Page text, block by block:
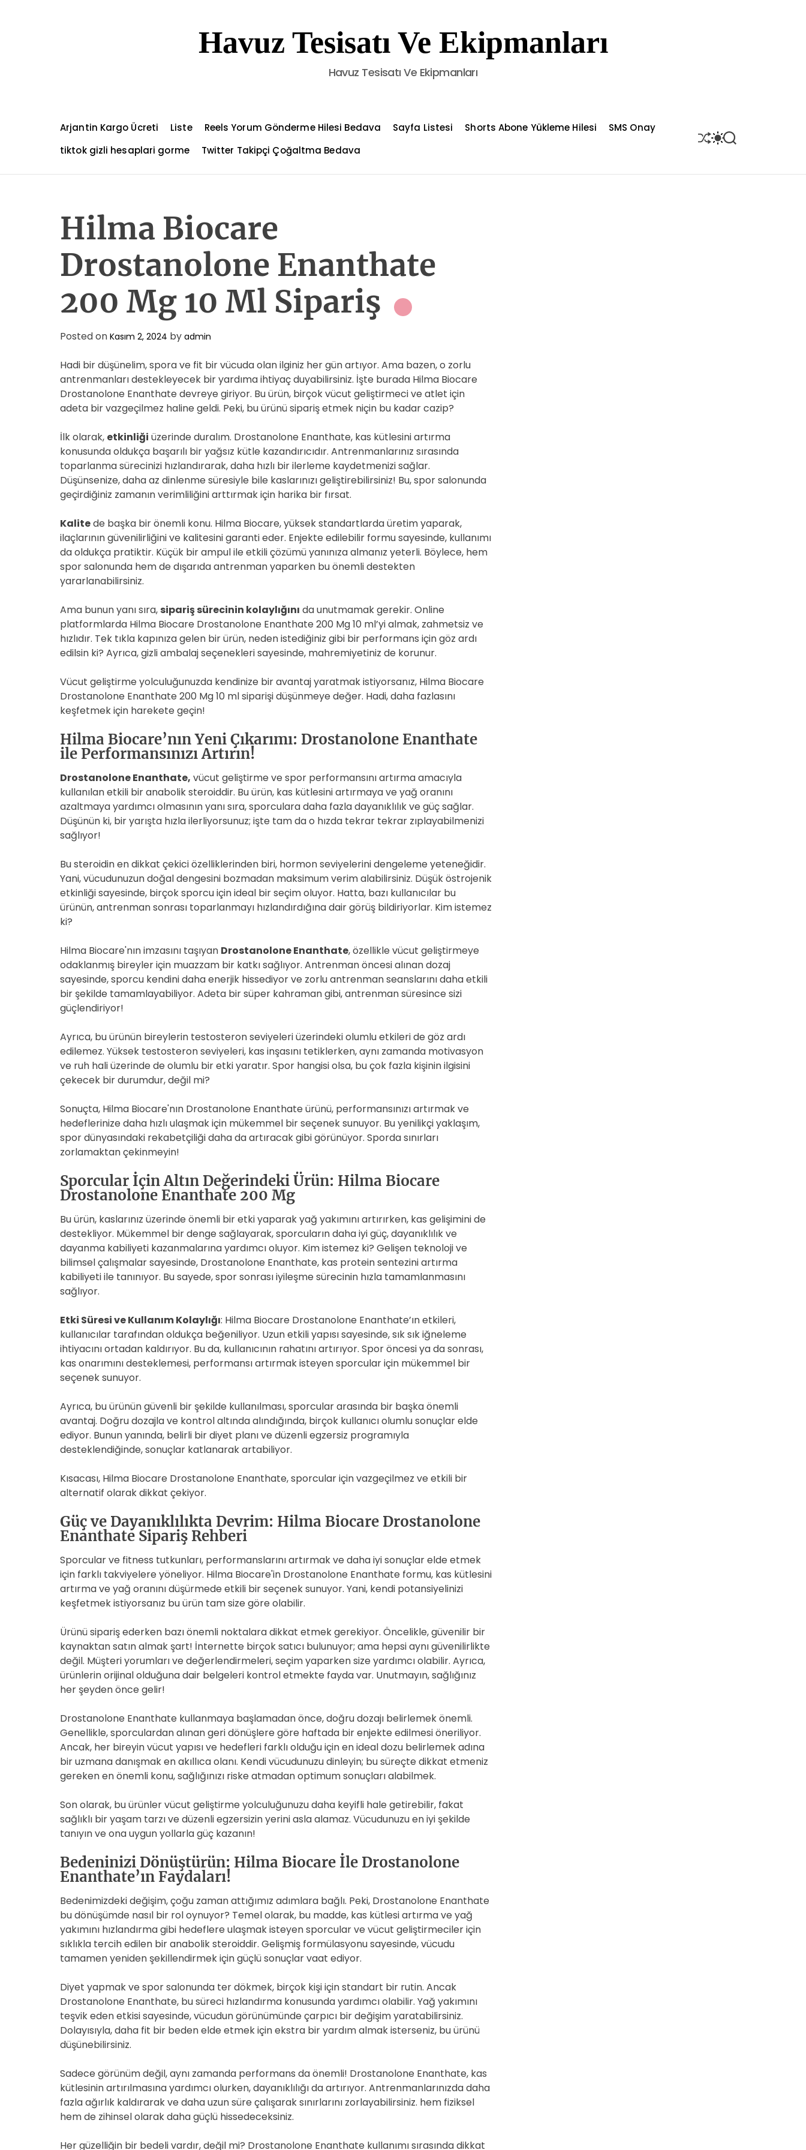
t
Havuz Tesisatı Ve Ekipmanları
Havuz Tesisatı Ve Ekipmanları
Arjantin Kargo Ücreti Liste Reels Yorum Gönderme Hilesi Bedava Sayfa Listesi Shorts Abone Yükleme Hilesi
SMS Onay
tiktok gizli hesaplari gorme
Twitter Takipçi Çoğaltma Bedava
S
H
S
W
S
E
Hilma Biocare
Drostanolone Enanthate
200 Mg 10 Ml Sipariş
Posted on Kasım 2, 2024 by admin
Hadi bir düşünelim, spora ve fit bir vücuda olan ilginiz her gün artıyor. Ama bazen, o zorlu
antrenmanları destekleyecek bir yardıma ihtiyaç duyabilirsiniz. İşte burada Hilma Biocare
Drostanolone Enanthate devreye giriyor. Bu ürün, birçok vücut geliştirmeci ve atlet için
adeta bir vazgeçilmez haline geldi. Peki, bu ürünü sipariş etmek niçin bu kadar cazip?
İlk olarak, etkinliği üzerinde duralım. Drostanolone Enanthate, kas kütlesini artırma
konusunda oldukça başarılı bir yağsız kütle kazandırıcıdır. Antrenmanlarınız sırasında
toparlanma sürecinizi hızlandırarak, daha hızlı bir ilerleme kaydetmenizi sağlar.
Düşünsenize, daha az dinlenme süresiyle bile kaslarınızı geliştirebilirsiniz! Bu, spor salonunda
geçirdiğiniz zamanın verimliliğini arttırmak için harika bir fırsat.
Kalitede başka bir önemli konu. Hilma Biocare, yüksek standartlarda üretim yaparak,
ilaçlarının güvenilirliğini ve kalitesini garanti eder. Enjekte edilebilir formu sayesinde, kullanımı
da oldukça pratiktir. Küçük bir ampul ile etkili çözümü yanınıza almanız yeterli. Böylece, hem
spor salonunda hem de dışarıda antrenman yaparken bu önemli destekten
yararlanabilirsiniz.
Ama bunun yanı sıra, sipariş sürecinin kolaylığını da unutmamak gerekir. Online
platformlarda Hilma Biocare Drostanolone Enanthate 200 Mg 10 ml’yi almak, zahmetsiz ve
hızlıdır. Tek tıkla kapınıza gelen bir ürün, neden istediğiniz gibi bir performans için göz ardı
edilsin ki? Ayrıca, gizli ambalaj seçenekleri sayesinde, mahremiyetiniz de korunur.
Vücut geliştirme yolculuğunuzda kendinize bir avantaj yaratmak istiyorsanız, Hilma Biocare
Drostanolone Enanthate 200 Mg 10 ml siparişi düşünmeye değer. Hadi, daha fazlasını
keşfetmek için harekete geçin!
Hilma Biocare’nın Yeni Çıkarımı: Drostanolone Enanthate
ile Performansınızı Artırın!
Drostanolone Enanthate, vücut geliştirme ve spor performansını artırma amacıyla
kullanılan etkili bir anabolik steroiddir. Bu ürün, kas kütlesini artırmaya ve yağ oranını
azaltmaya yardımcı olmasının yanı sıra, sporculara daha fazla dayanıklılık ve güç sağlar.
Düşünün ki, bir yarışta hızla ilerliyorsunuz; işte tam da o hızda tekrar tekrar zıplayabilmenizi
sağlıyor!
Bu steroidin en dikkat çekici özelliklerinden biri, hormon seviyelerini dengeleme yeteneğidir.
Yani, vücudunuzun doğal dengesini bozmadan maksimum verim alabilirsiniz. Düşük östrojenik
etkinliği sayesinde, birçok sporcu için ideal bir seçim oluyor. Hatta, bazı kullanıcılar bu
ürünün, antrenman sonrası toparlanmayı hızlandırdığına dair görüş bildiriyorlar. Kim istemez
ki?
Hilma Biocare'nın imzasını taşıyan Drostanolone Enanthate, özellikle vücut geliştirmeye
odaklanmış bireyler için muazzam bir katkı sağlıyor. Antrenman öncesi alınan dozaj
sayesinde, sporcu kendini daha enerjik hissediyor ve zorlu antrenman seanslarını daha etkili
bir şekilde tamamlayabiliyor. Adeta bir süper kahraman gibi, antrenman süresince sizi
güçlendiriyor!
Ayrıca, bu ürünün bireylerin testosteron seviyeleri üzerindeki olumlu etkileri de göz ardı
edilemez. Yüksek testosteron seviyeleri, kas inşasını tetiklerken, aynı zamanda motivasyon
ve ruh hali üzerinde de olumlu bir etki yaratır. Spor hangisi olsa, bu çok fazla kişinin ilgisini
çekecek bir durumdur, değil mi?
Sonuçta, Hilma Biocare'nın Drostanolone Enanthate ürünü, performansınızı artırmak ve
hedeflerinize daha hızlı ulaşmak için mükemmel bir seçenek sunuyor. Bu yenilikçi yaklaşım,
spor dünyasındaki rekabetçiliği daha da artıracak gibi görünüyor. Sporda sınırları
zorlamaktan çekinmeyin!
Sporcular İçin Altın Değerindeki Ürün: Hilma Biocare
Drostanolone Enanthate 200 Mg
Bu ürün, kaslarınız üzerinde önemli bir etki yaparak yağ yakımını artırırken, kas gelişimini de
destekliyor. Mükemmel bir denge sağlayarak, sporcuların daha iyi güç, dayanıklılık ve
dayanma kabiliyeti kazanmalarına yardımcı oluyor. Kim istemez ki? Gelişen teknoloji ve
bilimsel çalışmalar sayesinde, Drostanolone Enanthate, kas protein sentezini artırma
kabiliyeti ile tanınıyor. Bu sayede, spor sonrası iyileşme sürecinin hızla tamamlanmasını
sağlıyor.
Etki Süresi ve Kullanım Kolaylığı: Hilma Biocare Drostanolone Enanthate’ın etkileri,
kullanıcılar tarafından oldukça beğeniliyor. Uzun etkili yapısı sayesinde, sık sık iğneleme
ihtiyacını ortadan kaldırıyor. Bu da, kullanıcının rahatını artırıyor. Spor öncesi ya da sonrası,
kas onarımını desteklemesi, performansı artırmak isteyen sporcular için mükemmel bir
seçenek sunuyor.
Ayrıca, bu ürünün güvenli bir şekilde kullanılması, sporcular arasında bir başka önemli
avantaj. Doğru dozajla ve kontrol altında alındığında, birçok kullanıcı olumlu sonuçlar elde
ediyor. Bunun yanında, belirli bir diyet planı ve düzenli egzersiz programıyla
desteklendiğinde, sonuçlar katlanarak artabiliyor.
Kısacası, Hilma Biocare Drostanolone Enanthate, sporcular için vazgeçilmez ve etkili bir
alternatif olarak dikkat çekiyor.
Güç ve Dayanıklılıkta Devrim: Hilma Biocare Drostanolone
Enanthate Sipariş Rehberi
Sporcular ve fitness tutkunları, performanslarını artırmak ve daha iyi sonuçlar elde etmek
için farklı takviyelere yöneliyor. Hilma Biocare'in Drostanolone Enanthate formu, kas kütlesini
artırma ve yağ oranını düşürmede etkili bir seçenek sunuyor. Yani, kendi potansiyelinizi
keşfetmek istiyorsanız bu ürün tam size göre olabilir.
Ürünü sipariş ederken bazı önemli noktalara dikkat etmek gerekiyor. Öncelikle, güvenilir bir
kaynaktan satın almak şart! İnternette birçok satıcı bulunuyor; ama hepsi aynı güvenilirlikte
değil. Müşteri yorumları ve değerlendirmeleri, seçim yaparken size yardımcı olabilir. Ayrıca,
ürünlerin orijinal olduğuna dair belgeleri kontrol etmekte fayda var. Unutmayın, sağlığınız
her şeyden önce gelir!
Drostanolone Enanthate kullanmaya başlamadan önce, doğru dozajı belirlemek önemli.
Genellikle, sporculardan alınan geri dönüşlere göre haftada bir enjekte edilmesi öneriliyor.
Ancak, her bireyin vücut yapısı ve hedefleri farklı olduğu için en ideal dozu belirlemek adına
bir uzmana danışmak en akıllıca olanı. Kendi vücudunuzu dinleyin; bu süreçte dikkat etmeniz
gereken en önemli konu, sağlığınızı riske atmadan optimum sonuçları alabilmek.
Son olarak, bu ürünler vücut geliştirme yolculuğunuzu daha keyifli hale getirebilir, fakat
sağlıklı bir yaşam tarzı ve düzenli egzersizin yerini asla alamaz. Vücudunuzu en iyi şekilde
tanıyın ve ona uygun yollarla güç kazanın!
Bedeninizi Dönüştürün: Hilma Biocare İle Drostanolone
Enanthate’ın Faydaları!
Bedenimizdeki değişim, çoğu zaman attığımız adımlara bağlı. Peki, Drostanolone Enanthate
bu dönüşümde nasıl bir rol oynuyor? Temel olarak, bu madde, kas kütlesi artırma ve yağ
yakımını hızlandırma gibi hedeflere ulaşmak isteyen sporcular ve vücut geliştirmeciler için
sıklıkla tercih edilen bir anabolik steroiddir. Gelişmiş formülasyonu sayesinde, vücudu
tamamen yeniden şekillendirmek için güçlü sonuçlar vaat ediyor.
Diyet yapmak ve spor salonunda ter dökmek, birçok kişi için standart bir rutin. Ancak
Drostanolone Enanthate, bu süreci hızlandırma konusunda yardımcı olabilir. Yağ yakımını
teşvik eden etkisi sayesinde, vücudun görünümünde çarpıcı bir değişim yaratabilirsiniz.
Dolayısıyla, daha fit bir beden elde etmek için ekstra bir yardım almak isterseniz, bu ürünü
düşünebilirsiniz.
Sadece görünüm değil, aynı zamanda performans da önemli! Drostanolone Enanthate, kas
kütlesinin artırılmasına yardımcı olurken, dayanıklılığı da artırıyor. Antrenmanlarınızda daha
fazla ağırlık kaldırarak ve daha uzun süre çalışarak sınırlarını zorlayabilirsiniz. hem fiziksel
hem de zihinsel olarak daha güçlü hissedeceksiniz.
Her güzelliğin bir bedeli vardır, değil mi? Drostanolone Enanthate kullanımı sırasında dikkat